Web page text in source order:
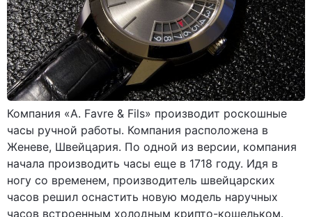
Компания «A. Favre & Fils» производит роскошные
часы ручной работы. Компания расположена в
Женеве, Швейцария. По одной из версии, компания
начала производить часы еще в 1718 году. Идя в
ногу со временем, производитель швейцарских
часов решил оснастить новую модель наручных
часов встроенным холодным крипто-кошельком.